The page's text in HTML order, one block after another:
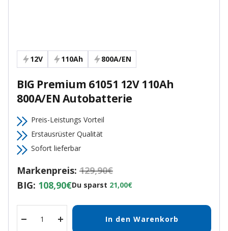
12V 110Ah 800A/EN
BIG Premium 61051 12V 110Ah
800A/EN Autobatterie
Preis-Leistungs Vorteil
Erstausrüster Qualität
Sofort lieferbar
Markenpreis: 129,90€
BIG: 108,90€Du sparst 21,00€
Menge
Menge
In den Warenkorb